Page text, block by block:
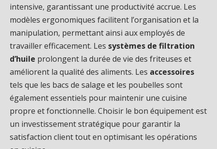
intensive, garantissant une productivité accrue. Les
modèles ergonomiques facilitent l’organisation et la
manipulation, permettant ainsi aux employés de
travailler efficacement. Les systèmes de filtration
d’huile prolongent la durée de vie des friteuses et
améliorent la qualité des aliments. Les accessoires
tels que les bacs de salage et les poubelles sont
également essentiels pour maintenir une cuisine
propre et fonctionnelle. Choisir le bon équipement est
un investissement stratégique pour garantir la
satisfaction client tout en optimisant les opérations